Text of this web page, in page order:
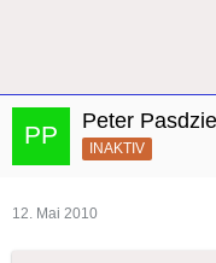
Peter
INAKTIV
12. Mai 2010